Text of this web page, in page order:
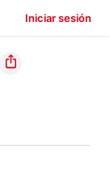
Iniciar sesión